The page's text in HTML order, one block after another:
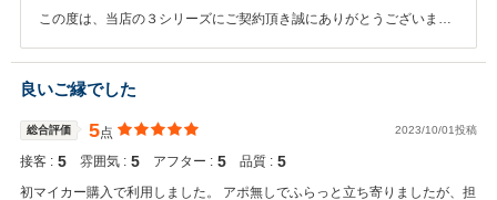
この度は、当店の３シリーズにご契約頂き誠にありがとうございまし
ｄｌａｂｕｒ様のカーライフをサポートさせて頂きますので 何かござ
いましたらお気軽にご連絡くださいませ！ 今後とも宜しくお願いいた
良いご縁でした
総合評価 5点 2023/10/01投稿
接客 : 5 雰囲気 : 5 アフター : 5 品質 : 5
初マイカー購入で利用しました。 アポ無しでふらっと立ち寄りましたが、担